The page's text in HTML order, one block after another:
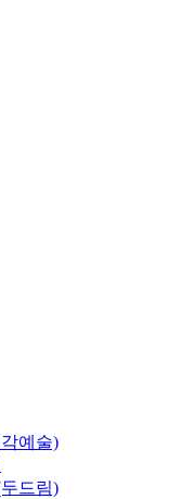
예술)
드림)